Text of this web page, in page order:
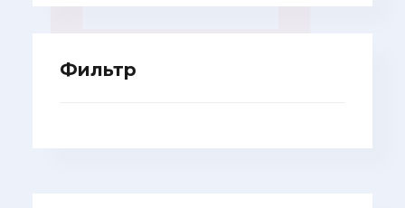
Фильтр